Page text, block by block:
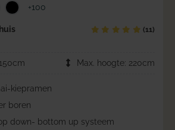
+100
(11)
Max. hoogte: 220cm
kiepramen
boren
down- bottom up systeem